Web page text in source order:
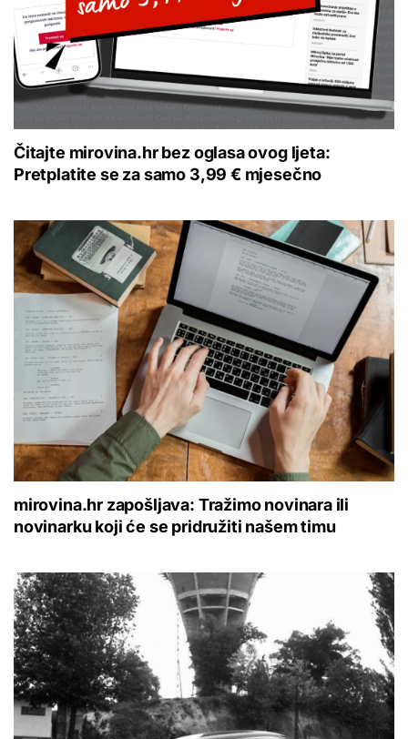
Čitajte mirovina.hr bez oglasa ovog ljeta:
Pretplatite se za samo 3,99 € mjesečno
mirovina.hr zapošljava: Tražimo novinara ili
novinarku koji će se pridružiti našem timu